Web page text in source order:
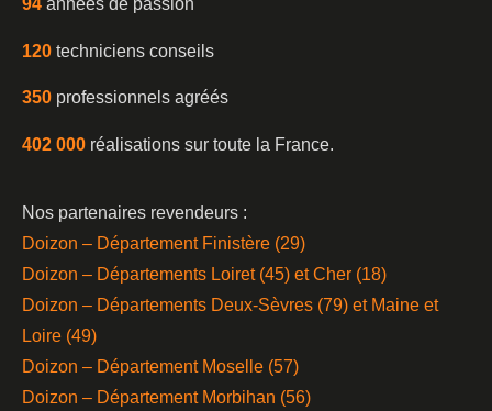
94 années de passion
120 techniciens conseils
350 professionnels agréés
402 000 réalisations sur toute la France.
Nos partenaires revendeurs :
Doizon – Département Finistère (29)
Doizon – Départements Loiret (45) et Cher (18)
Doizon – Départements Deux-Sèvres (79) et Maine et
Loire (49)
Doizon – Département Moselle (57)
Doizon – Département Morbihan (56)